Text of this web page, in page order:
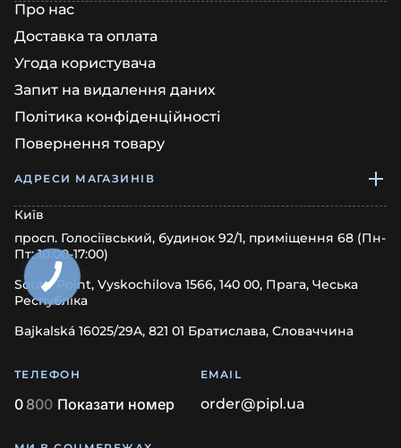
Про нас
Доставка та оплата
Угода користувача
Запит на видалення даних
Політика конфіденційності
Повернення товару
АДРЕСИ МАГАЗИНІВ
Київ
просп. Голосіївський, будинок 92/1, приміщення 68 (Пн-
Пт: 10:00-17:00)
South Point, Vyskochilova 1566, 140 00, Прага, Чеська
Республіка
Bajkalská 16025/29A, 821 01 Братислава, Словаччина
ТЕЛЕФОН
0 800 Показати номер
EMAIL
order@pipl.ua